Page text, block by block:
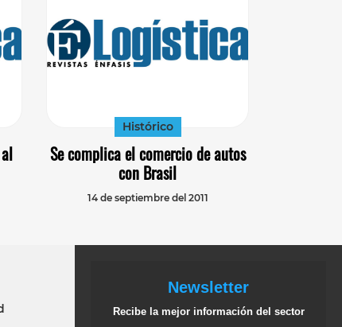
Histórico
Se complica el comercio de autos
con Brasil
14 de septiembre del 2011
Newsletter
Recibe la mejor información del sector